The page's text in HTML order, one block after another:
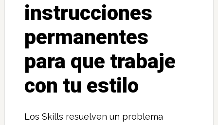
instrucciones
permanentes
para que trabaje
con tu estilo
Los Skills resuelven un problema